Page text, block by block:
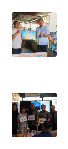
WN
SULUT
WN
MALUT
WN